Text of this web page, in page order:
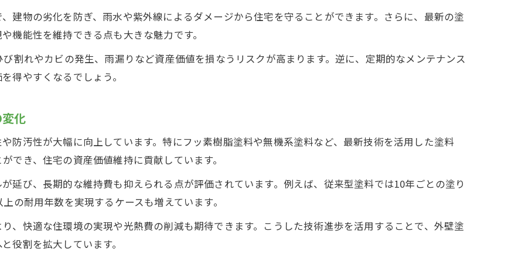
外壁塗装が必要な時期と成長動向の関係
外壁塗装を20年しない場合の劣化リスク
今注目される外壁塗装技術の進化と将来性
進化する外壁塗装技術と成長する市場規模
最新外壁塗装技術が住宅にもたらす利点
塗料進化が外壁塗装の価値を高める理由
外壁塗装業界動向と技術革新の現状分析
外壁塗装成長と将来性を左右する技術とは
外壁塗装を20年しない場合のリスクと対策
建物の劣化を防ぎ、雨水や紫外線によるダメージから住宅を守ることができます。さらに、最新の塗
機能性を維持できる点も大きな魅力です。
割れやカビの発生、雨漏りなど資産価値を損なうリスクが高まります。逆に、定期的なメンテナンス
得やすくなるでしょう。
化
防汚性が大幅に向上しています。特にフッ素樹脂塗料や無機系塗料など、最新技術を活用した塗料
でき、住宅の資産価値維持に貢献しています。
延び、長期的な維持費も抑えられる点が評価されています。例えば、従来型塗料では10年ごとの塗り
の耐用年数を実現するケースも増えています。
、快適な住環境の実現や光熱費の削減も期待できます。こうした技術進歩を活用することで、外壁塗
役割を拡大しています。